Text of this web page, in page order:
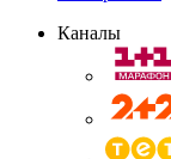
Каналы